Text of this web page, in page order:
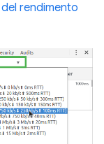
rendimento